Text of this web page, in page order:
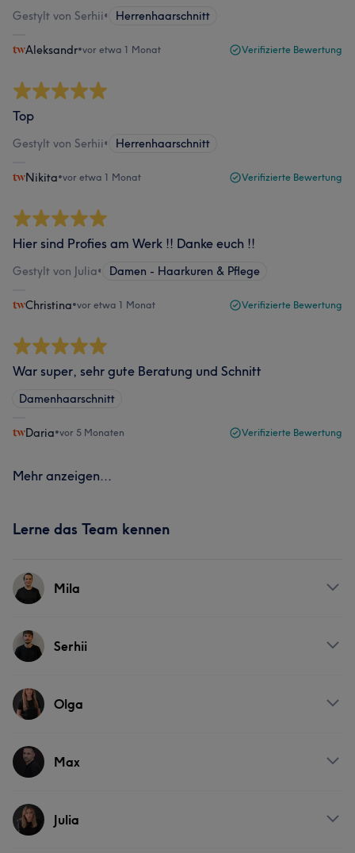
Gestylt von Serhii• Herrenhaarschnitt
Aleksandr•vor etwa 1 Monat Verifizierte Bewertung
Top
Gestylt von Serhii• Herrenhaarschnitt
Nikita•vor etwa 1 Monat Verifizierte Bewertung
Hier sind Profies am Werk !! Danke euch !!
Gestylt von Julia• Damen - Haarkuren & Pflege
Christina•vor etwa 1 Monat Verifizierte Bewertung
War super, sehr gute Beratung und Schnitt
Damenhaarschnitt
Daria•vor 5 Monaten Verifizierte Bewertung
Mehr anzeigen...
Lerne das Team kennen
Mila
ServicesSerhii
ServicesOlga
ServicesMax
ServicesJulia